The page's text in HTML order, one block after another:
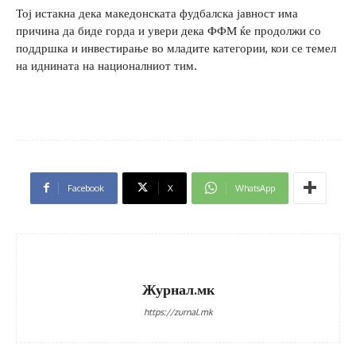
Тој истакна дека македонската фудбалска јавност има
причина да биде горда и увери дека ФФМ ќе продолжи со
поддршка и инвестирање во младите категории, кои се темел
на иднината на националниот тим.
Facebook X WhatsApp
Журнал.мк
https://zurnal.mk